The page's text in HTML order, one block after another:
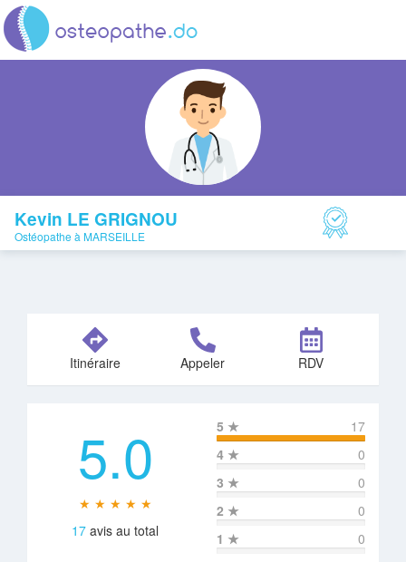
Kevin LE GRIGNOU
Ostéopathe à MARSEILLE
Itinéraire Appeler RDV
5.0
★ ★ ★ ★ ★
17 avis au total
5 ★
17
4 ★
0
3 ★
0
2 ★
0
1 ★ 0